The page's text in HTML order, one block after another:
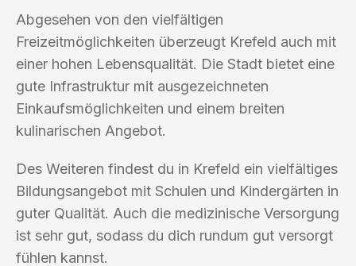
Abgesehen von den vielfältigen
Freizeitmöglichkeiten überzeugt Krefeld auch mit
einer hohen Lebensqualität. Die Stadt bietet eine
gute Infrastruktur mit ausgezeichneten
Einkaufsmöglichkeiten und einem breiten
kulinarischen Angebot.
Des Weiteren findest du in Krefeld ein vielfältiges
Bildungsangebot mit Schulen und Kindergärten in
guter Qualität. Auch die medizinische Versorgung
ist sehr gut, sodass du dich rundum gut versorgt
fühlen kannst.